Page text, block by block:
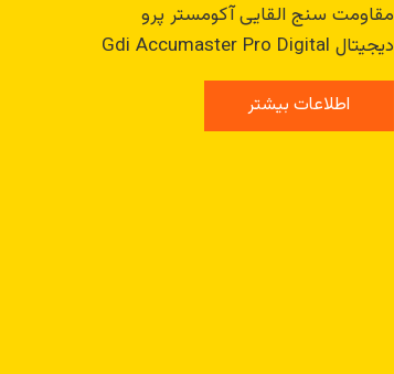
مقاومت سنج القایی آکومستر پرو
دیجیتال Gdi Accumaster Pro Digital
اطلاعات بیشتر